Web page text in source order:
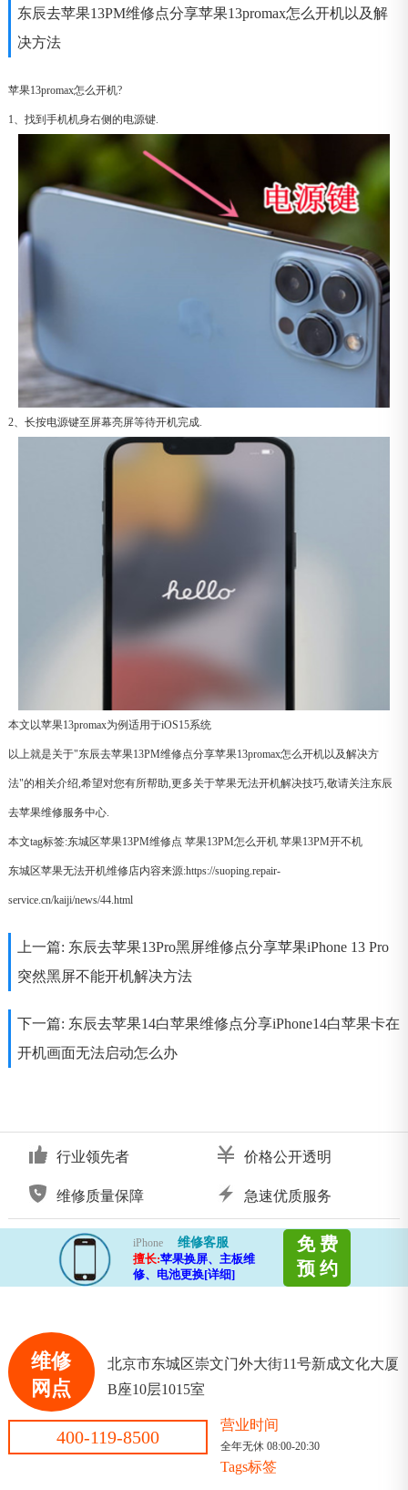
东辰去苹果13PM维修点分享苹果13promax怎么开机以及解
决方法
苹果13promax怎么开机?
1、找到手机机身右侧的电源键.
2、长按电源键至屏幕亮屏等待开机完成.
本文以苹果13promax为例适用于iOS15系统
以上就是关于"东辰去苹果13PM维修点分享苹果13promax怎么开机以及解决方
法"的相关介绍,希望对您有所帮助,更多关于苹果无法开机解决技巧,敬请关注东辰
去苹果维修服务中心.
本文tag标签:东城区苹果13PM维修点 苹果13PM怎么开机 苹果13PM开不机
东城区苹果无法开机维修店内容来源:https://suoping.repair-
service.cn/kaiji/news/44.html
上一篇: 东辰去苹果13Pro黑屏维修点分享苹果iPhone 13 Pro
突然黑屏不能开机解决方法
下一篇: 东辰去苹果14白苹果维修点分享iPhone14白苹果卡在
开机画面无法启动怎么办
行业领先者 价格公开透明
维修质量保障 急速优质服务
iPhone
维修客服
擅长:苹果换屏、主板维
修、电池更换[详细]
免 费
预 约
维修
网点
北京市东城区崇文门外大街11号新成文化大厦
B座10层1015室
400-119-8500
营业时间
全年无休 08:00-20:30
Tags标签